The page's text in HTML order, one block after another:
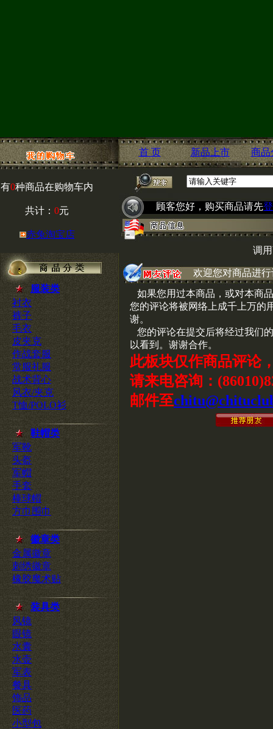
有0种商品在购物车内
共计： 0元
赤兔淘宝店
服装类
衬衣
裤子
毛衣
皮夹克
作战套服
常服礼服
战术背心
风衣/夹克
T恤/POLO衫
鞋帽类
军靴
头盔
军帽
手套
棒球帽
方巾围巾
徽章类
金属徽章
刺绣徽章
橡胶魔术贴
装具类
风镜
眼镜
水囊
水壶
军表
餐具
饰品
医药
小型包
首 页 新品上市 商品
顾客您好，购买商品请先
调
欢迎您对商品进
如果您用过本商品，或对本商
您的评论将被网络上成千上万的
谢。
您的评论在提交后将经过我们
以看到。谢谢合作。
此板块仅作商品评论
请来电咨询：
邮件至